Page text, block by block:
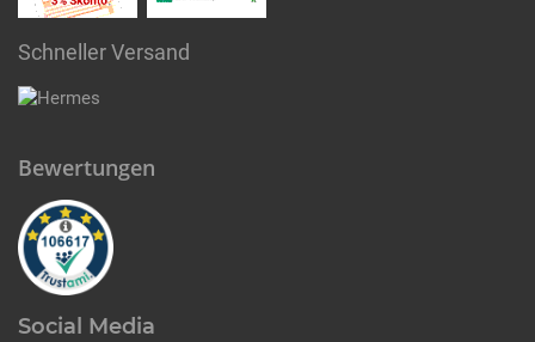
Schneller Versand
Bewertungen
Social Media